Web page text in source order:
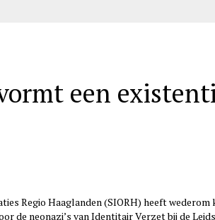
een
Regio Haaglanden (SIORH) heeft wederom
de neonazi’s van Identitair Verzet bij de